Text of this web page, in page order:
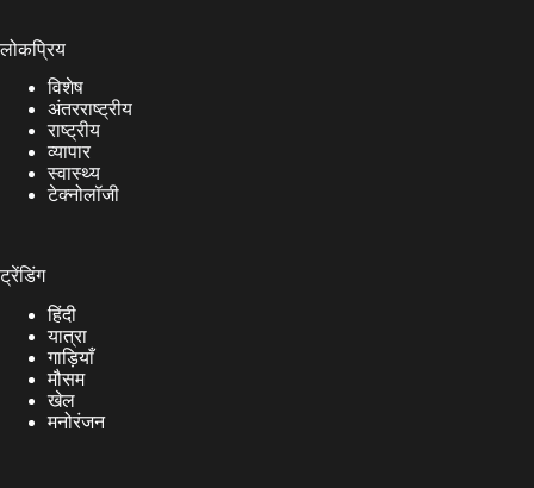
लोकप्रिय
विशेष
अंतरराष्ट्रीय
राष्ट्रीय
व्यापार
स्वास्थ्य
टेक्नोलॉजी
ट्रेंडिंग
हिंदी
यात्रा
गाड़ियाँ
मौसम
खेल
मनोरंजन